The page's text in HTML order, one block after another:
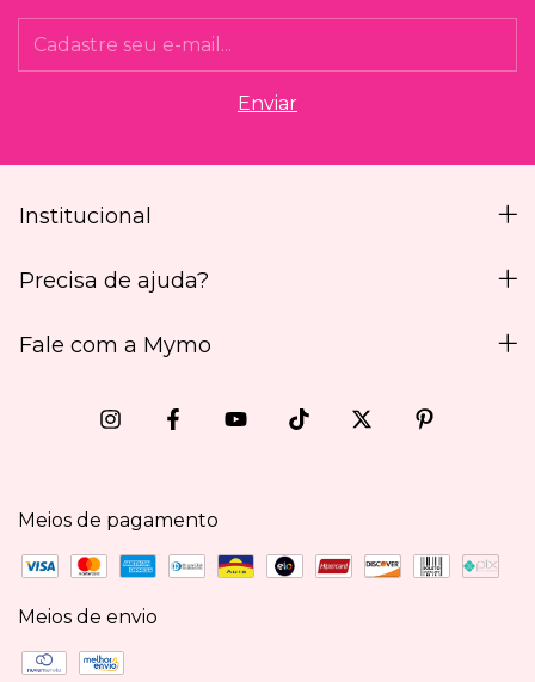
Institucional
Precisa de ajuda?
Fale com a Mymo
Meios de pagamento
Meios de envio